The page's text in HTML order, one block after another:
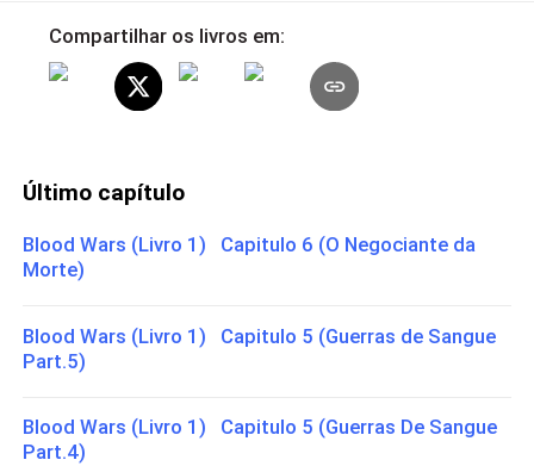
Compartilhar os livros em:
Último capítulo
Blood Wars (Livro 1) Capitulo 6 (O Negociante da
Morte)
Blood Wars (Livro 1) Capitulo 5 (Guerras de Sangue
Part.5)
Blood Wars (Livro 1) Capitulo 5 (Guerras De Sangue
Part.4)